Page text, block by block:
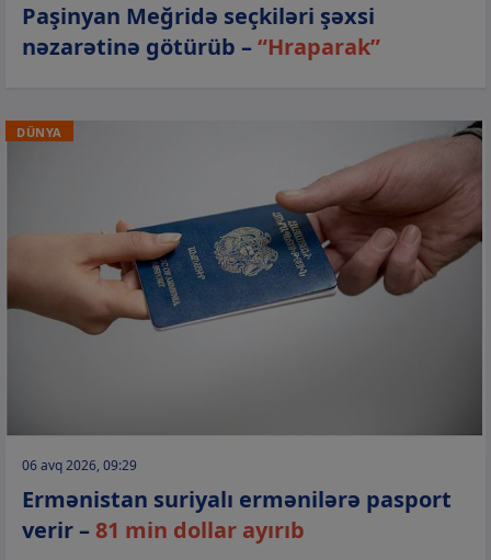
Paşinyan Meğridə seçkiləri şəxsi
nəzarətinə götürüb –“Hraparak”
DÜNYA
06 avq 2026, 09:29
Ermənistan suriyalı ermənilərə pasport
verir –81 min dollar ayırıb